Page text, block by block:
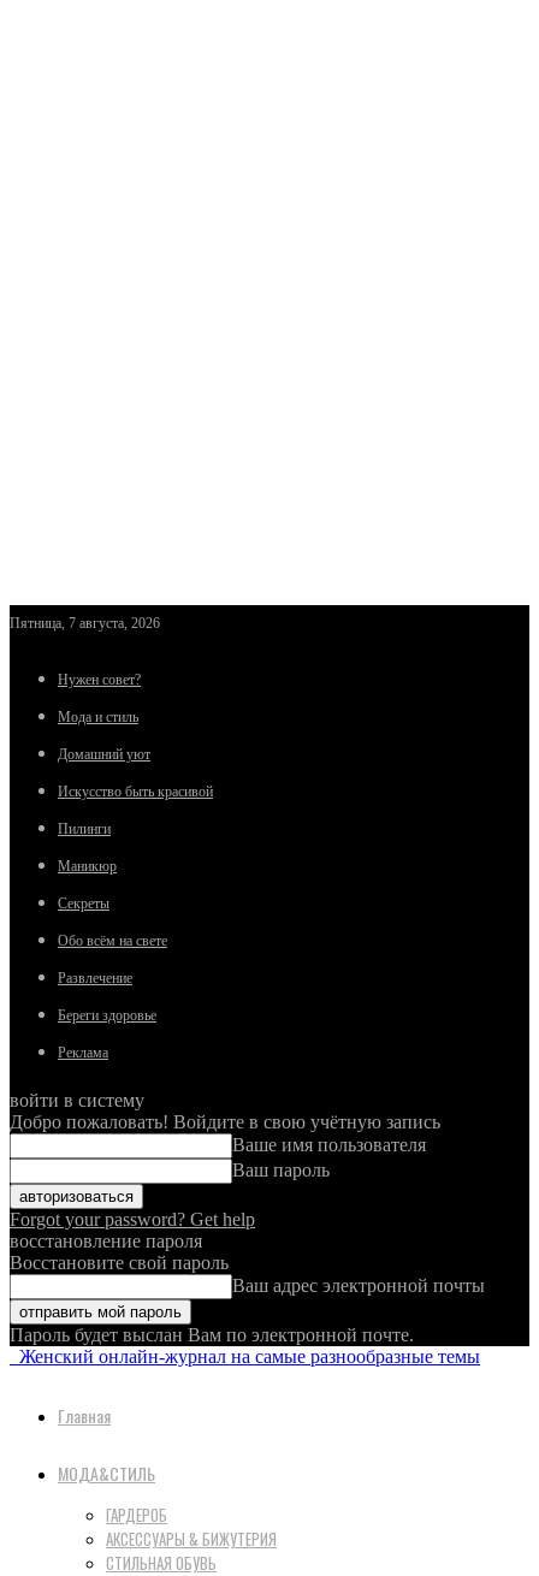
Пятница, 7 августа, 2026
Нужен совет?
Мода и стиль
Домашний уют
Искусство быть красивой
Пилинги
Маникюр
Секреты
Обо всём на свете
Развлечение
Береги здоровье
Реклама
войти в систему
Добро пожаловать! Войдите в свою учётную запись
Ваше имя пользователя
Ваш пароль
Forgot your password? Get help
восстановление пароля
Восстановите свой пароль
Ваш адрес электронной почты
Пароль будет выслан Вам по электронной почте.
Женский онлайн-журнал на самые разнообразные темы
Главная
МОДА&СТИЛЬ
ГАРДЕРОБ
АКСЕССУАРЫ & БИЖУТЕРИЯ
СТИЛЬНАЯ ОБУВЬ